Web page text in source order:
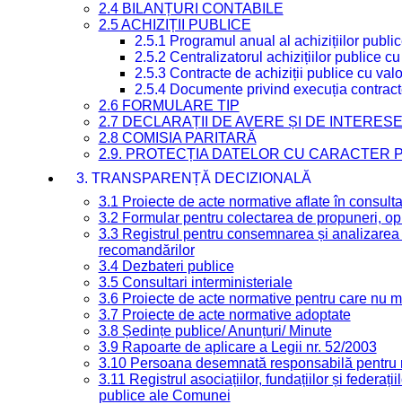
2.4 BILANȚURI CONTABILE
2.5 ACHIZIȚII PUBLICE
2.5.1 Programul anual al achizițiilor
2.5.2 Centralizatorul achizițiilor publice
2.5.3 Contracte de achiziții publice cu
2.5.4 Documente privind execuția
2.6 FORMULARE TIP
2.7 DECLARAȚII DE AVERE ȘI DE INTERESE
2.8 COMISIA PARITARĂ
2.9. PROTECȚIA DATELOR CU CARACTER
3. TRANSPARENȚĂ DECIZIONALĂ
3.1 Proiecte de acte normative aflate în
3.2 Formular pentru colectarea de propuneri,
3.3 Registrul pentru consemnarea și
recomandărilor
3.4 Dezbateri publice
3.5 Consultari interministeriale
3.6 Proiecte de acte normative pentru care nu
3.7 Proiecte de acte normative adoptate
3.8 Ședințe publice/ Anunțuri/ Minute
3.9 Rapoarte de aplicare a Legii nr. 52/2003
3.10 Persoana desemnată responsabilă
3.11 Registrul asociațiilor, fundațiilor și
publice ale Comunei